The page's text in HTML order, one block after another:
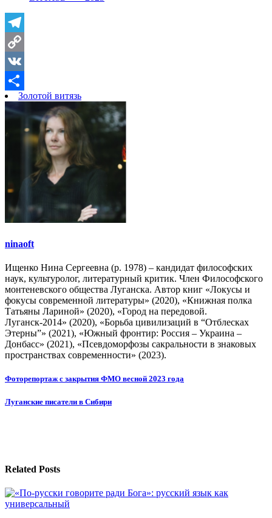
Telegram
Copy
Link
VK
Отправить
Золотой витязь
ninaoft
Ищенко Нина Сергеевна (р. 1978) – кандидат философских
наук, культуролог, литературный критик. Член Философского
монтеневского общества Луганска. Автор книг «Локусы и
фокусы современной литературы» (2020), «Книжная полка
Татьяны Лариной» (2020), «Город на передовой.
Луганск-2014» (2020), «Борьба цивилизаций в “Отблесках
Этерны”» (2021), «Южный фронтир: Россия – Украина –
Донбасс» (2021), «Псевдоморфозы сакральности в знаковых
пространствах современности» (2023).
Навигация
по
Фоторепортаж с закрытия ФМО весной 2023 года
Луганские писатели в Сибири
Related Posts